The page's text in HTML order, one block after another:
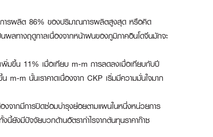
การผลิต 86% ของปริมาณการผลิตสูงสุด หรือคิด
ลทางฤดูกาลเนื่องจากหน้าฝนของภูมิภาคอินโดจีนมักจะ
มขึ้น 11% เมื่อเทียบ m-m การลดลงเมื่อเทียบกับปี
m นั้นเราคาดเนื่องจาก CKP เริ่มมีความมั่นใจมาก
ากมีการปิดซ่อมบำรุงย่อยตามแผนในหนึ่งหน่วยการ
งมีปัจจัยบวกด้านอัตรากำไรจากต้นทุนราคาก๊าซ